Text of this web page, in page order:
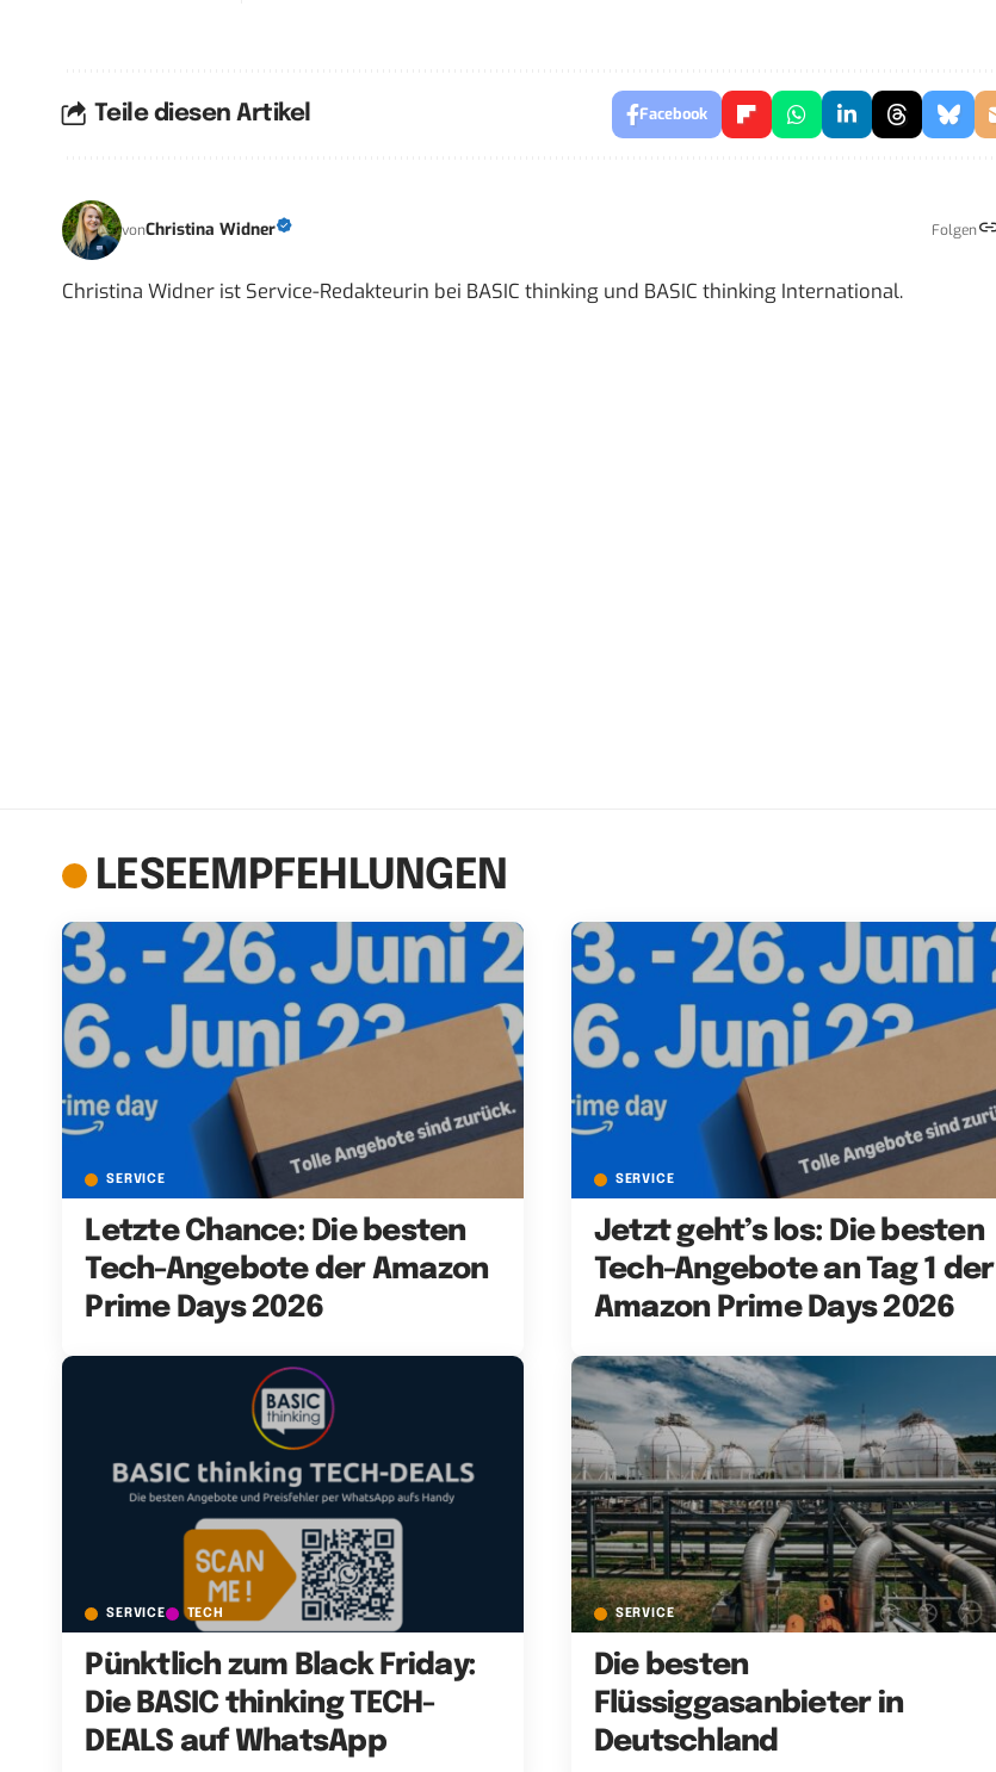
Teile diesen Artikel Facebook
vonChristina Widner Folgen
Christina Widner ist Service-Redakteurin bei BASIC thinking und BASIC thinking International.
LESEEMPFEHLUNGEN
SERVICE
Letzte Chance: Die besten
Tech-Angebote der Amazon
Prime Days 2026
SERVICE
Jetzt geht’s los: Die besten
Tech-Angebote an Tag 1 der
Amazon Prime Days 2026
SERVICE TECH
Pünktlich zum Black Friday:
Die BASIC thinking TECH-
DEALS auf WhatsApp
SERVICE
Die besten
Flüssiggasanbieter in
Deutschland